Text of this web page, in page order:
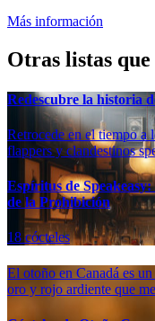
Más información
Otras listas
Redescubre la historia
Retrocede en el tiempo a
flappers y clandestinos
Espíritus de
de la Prohibición
18 cócteles
El otoño en Canadá es
oro y rojo ardiente que